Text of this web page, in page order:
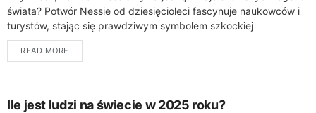
świata? Potwór Nessie od dziesięcioleci fascynuje naukowców i
turystów, stając się prawdziwym symbolem szkockiej
kryptozoologii.Legendy o tajemniczym stworzeniu
zamieszkującym jezioro...
READ MORE
Ile jest ludzi na świecie w 2025 roku?